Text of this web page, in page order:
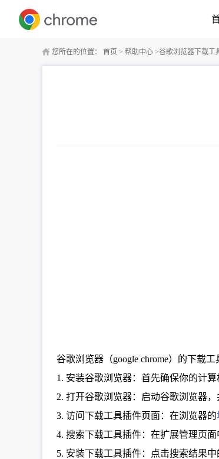
您所在的位置： 首页 > 帮助中心 >谷歌浏览器下载工
谷歌浏览器（google chrome）的下载
1. 安装谷歌浏览器：首先确保你的计
2. 打开谷歌浏览器：启动谷歌浏览器，
3. 访问下载工具插件页面：在浏览器的
4. 搜索下载工具插件：在扩展管理页
5. 安装下载工具插件：点击搜索结果